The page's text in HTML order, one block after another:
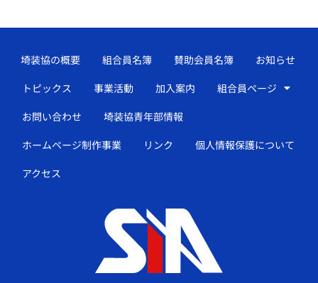
埼装協の概要 組合員名簿 賛助会員名簿
お知らせ
トピックス
事業活動 加入案内
組合員ページ
お問い合わせ
埼装協青年部情報
ホームページ制作事業
リンク
個人情報保護について
アクセス